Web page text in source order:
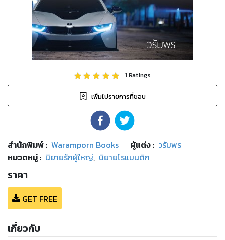
1Ratings
เพิ่มไปรายการที่ชอบ
สำนักพิมพ์: Waramporn Books ผู้แต่ง : วรัมพร
หมวดหมู่: นิยายรักผู้ใหญ่, นิยายโรแมนติก
ราคา
GET FREE
เกี่ยวกับ